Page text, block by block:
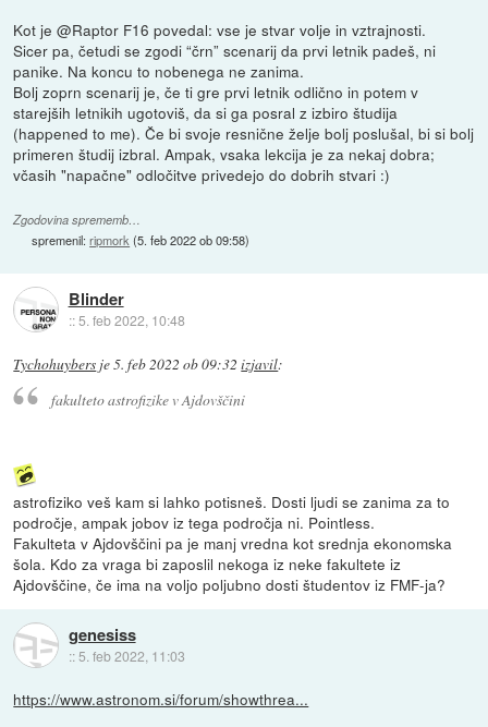
Kot je @Raptor F16 povedal: vse je stvar volje in vztrajnosti.
Sicer pa, četudi se zgodi “črn” scenarij da prvi letnik padeš, ni
panike. Na koncu to nobenega ne zanima.
Bolj zoprn scenarij je, če ti gre prvi letnik odlično in potem v
starejših letnikih ugotoviš, da si ga posral z izbiro študija
(happened to me). Če bi svoje resnične želje bolj poslušal, bi si bolj
primeren študij izbral. Ampak, vsaka lekcija je za nekaj dobra;
včasih "napačne" odločitve privedejo do dobrih stvari :)
Zgodovina sprememb…
spremenil:ripmork (5. feb 2022 ob 09:58)
Blinder
::5. feb 2022, 10:48
Tychohuybers je5. feb 2022 ob 09:32 izjavil:
fakulteto astrofizike v Ajdovščini
astrofiziko veš kam si lahko potisneš. Dosti ljudi se zanima za to
področje, ampak jobov iz tega področja ni. Pointless.
Fakulteta v Ajdovščini pa je manj vredna kot srednja ekonomska
šola. Kdo za vraga bi zaposlil nekoga iz neke fakultete iz
Ajdovščine, če ima na voljo poljubno dosti študentov iz FMF-ja?
genesiss
:: 5. feb 2022, 11:03
https://www.astronom.si/forum/showthrea...